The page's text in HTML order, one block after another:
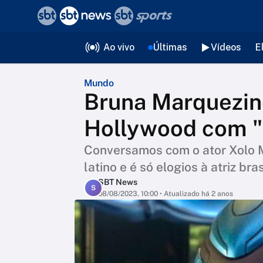
Ao vivo Últimas Vídeos
Mundo
Bruna
Hollywood com
Conversamos com o ator
latino e é só elogios à atriz
S
SBT News
08/08/2023, 10:00 • Atualizado há 2 anos
voltar
Editorias